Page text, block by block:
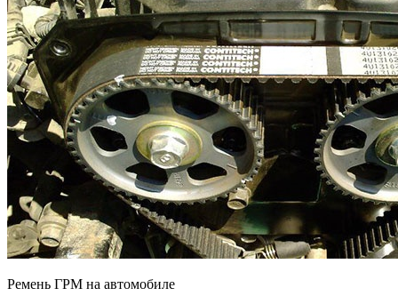
Ремень ГРМ на автомобиле